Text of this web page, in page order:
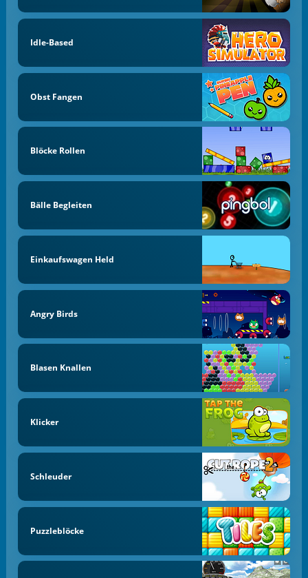
Idle-Based
Obst Fangen
Blöcke Rollen
Bälle Begleiten
Einkaufswagen Held
Angry Birds
Blasen Knallen
Klicker
Schleuder
Puzzleblöcke